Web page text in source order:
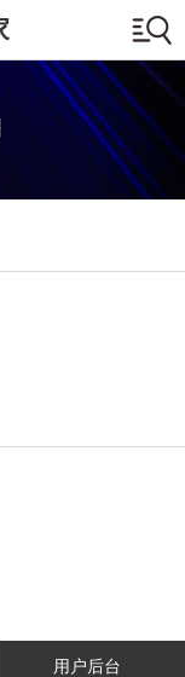
用户后台